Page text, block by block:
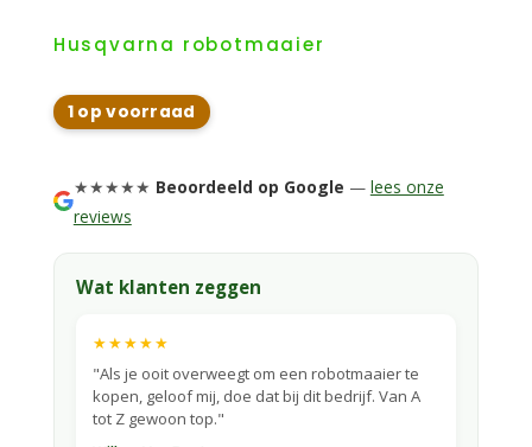
★★★★★ Beoordeeld op Google — lees onze
reviews
Wat klanten zeggen
★★★★★
"Als je ooit overweegt om een robotmaaier te
kopen, geloof mij, doe dat bij dit bedrijf. Van A
tot Z gewoon top."
Husqvarna robotmaaier
1 op voorraad